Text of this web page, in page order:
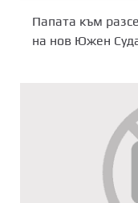
Папата към
на нов Южен